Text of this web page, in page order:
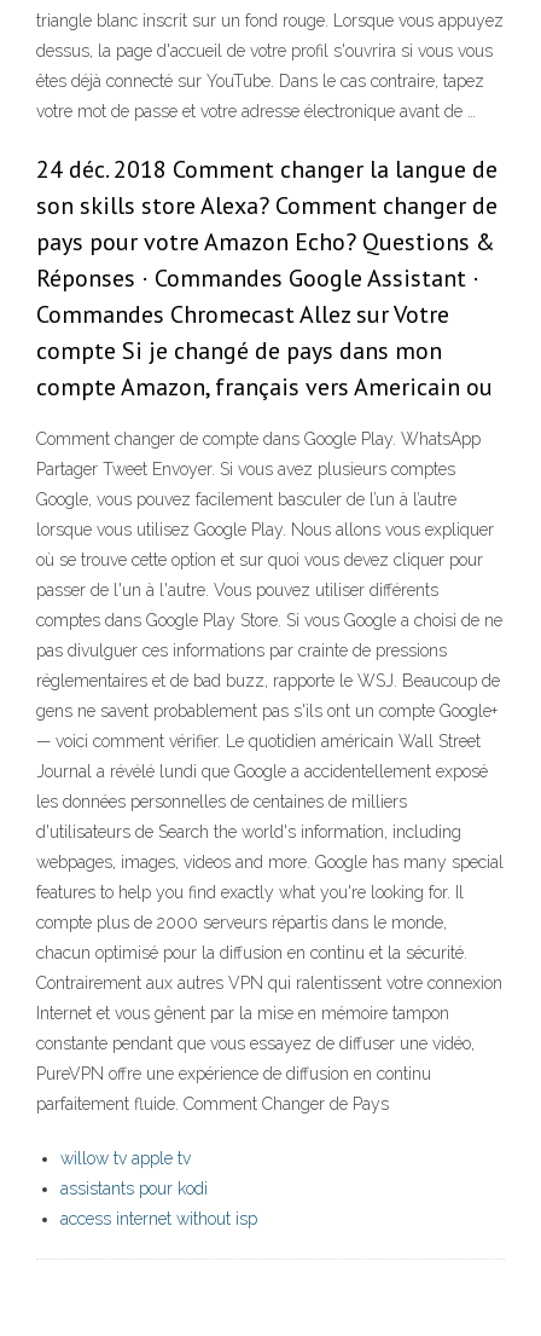
triangle blanc inscrit sur un fond rouge. Lorsque vous appuyez
dessus, la page d'accueil de votre profil s'ouvrira si vous vous
êtes déjà connecté sur YouTube. Dans le cas contraire, tapez
votre mot de passe et votre adresse électronique avant de …
24 déc. 2018 Comment changer la langue de
son skills store Alexa? Comment changer de
pays pour votre Amazon Echo? Questions &
Réponses · Commandes Google Assistant ·
Commandes Chromecast Allez sur Votre
compte Si je changé de pays dans mon
compte Amazon, français vers Americain ou
Comment changer de compte dans Google Play. WhatsApp
Partager Tweet Envoyer. Si vous avez plusieurs comptes
Google, vous pouvez facilement basculer de l’un à l’autre
lorsque vous utilisez Google Play. Nous allons vous expliquer
où se trouve cette option et sur quoi vous devez cliquer pour
passer de l'un à l'autre. Vous pouvez utiliser différents
comptes dans Google Play Store. Si vous Google a choisi de ne
pas divulguer ces informations par crainte de pressions
réglementaires et de bad buzz, rapporte le WSJ. Beaucoup de
gens ne savent probablement pas s'ils ont un compte Google+
— voici comment vérifier. Le quotidien américain Wall Street
Journal a révélé lundi que Google a accidentellement exposé
les données personnelles de centaines de milliers
d'utilisateurs de Search the world's information, including
webpages, images, videos and more. Google has many special
features to help you find exactly what you're looking for. Il
compte plus de 2000 serveurs répartis dans le monde,
chacun optimisé pour la diffusion en continu et la sécurité.
Contrairement aux autres VPN qui ralentissent votre connexion
Internet et vous gênent par la mise en mémoire tampon
constante pendant que vous essayez de diffuser une vidéo,
PureVPN offre une expérience de diffusion en continu
parfaitement fluide. Comment Changer de Pays
willow tv apple tv
assistants pour kodi
access internet without isp